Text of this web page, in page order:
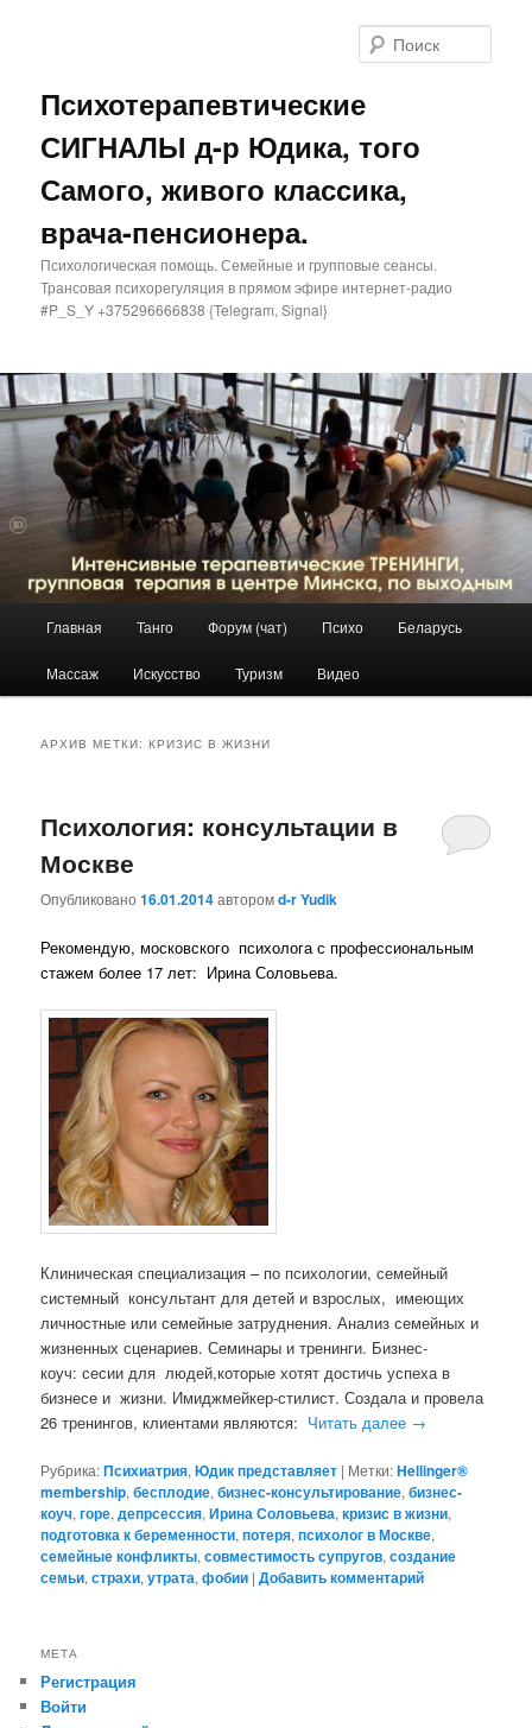
Психотерапевтические
СИГНАЛЫ д-р Юдика, того
Самого, живого классика,
врача-пенсионера.
Психологическая помощь. Семейные и групповые сеансы.
Трансовая психорегуляция в прямом эфире интернет-радио
#P_S_Y +375296666838 {Telegram, Signal}
Перейти
к
Перейти
к
Главная Танго Форум (чат) Психо Беларусь
Массаж Искусство Туризм Видео
АРХИВ МЕТКИ:КРИЗИС В ЖИЗНИ
Психология: консультации в
Москве
Опубликовано16.01.2014авторомd-r Yudik
Рекомендую, московского психолога с профессиональным
стажем более 17 лет: Ирина Соловьева.
Клиническая специализация – по психологии, семейный
системный консультант для детей и взрослых, имеющих
личностные или семейные затруднения. Анализ семейных и
жизненных сценариев. Семинары и тренинги. Бизнес-
коуч: сесии для людей,которые хотят достичь успеха в
бизнесе и жизни. Имиджмейкер-стилист. Создала и провела
26 тренингов, клиентами являются: Читать далее →
Рубрика:Психиатрия,Юдик представляет | Метки:Hellinger®
membership,бесплодие,бизнес-консультирование,бизнес-
коуч,горе,депрсессия,Ирина Соловьева,кризис в жизни,
подготовка к беременности,потеря,психолог в Москве,
семейные конфликты,совместимость супругов,создание
семьи,страхи,утрата,фобии |Добавить комментарий
МЕТА
Регистрация
Войти